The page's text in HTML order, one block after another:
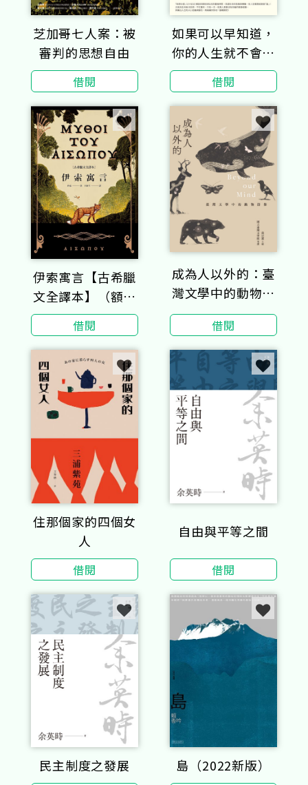
芝加哥七人案：被
審判的思想自由
借閱
如果可以早知道，
你的人生就不會跌
倒！
借閱
伊索寓言【古希臘
文全譯本】（額外
收錄《費德魯斯寓
言》及《巴布里烏
斯寓言》部分選
譯，並附精彩插
圖）
借閱
成為人以外的：臺
灣文學中的動物群
像
借閱
住那個家的四個女
人
借閱
自由與平等之間
借閱
民主制度之發展 島（2022新版）